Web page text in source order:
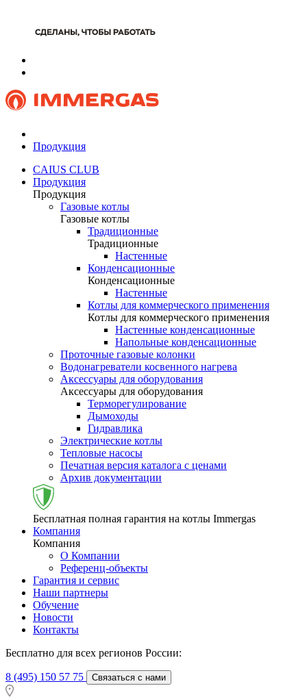
Продукция
CAIUS CLUB
Продукция
Продукция
Газовые котлы
Газовые котлы
Традиционные
Традиционные
Настенные
Конденсационные
Конденсационные
Настенные
Котлы для коммерческого применения
Котлы для коммерческого применения
Настенные конденсационные
Напольные конденсационные
Проточные газовые колонки
Водонагреватели косвенного нагрева
Аксессуары для оборудования
Аксессуары для оборудования
Терморегулирование
Дымоходы
Гидравлика
Электрические котлы
Тепловые насосы
Печатная версия каталога с ценами
Архив документации
Бесплатная полная гарантия на котлы Immergas
Компания
Компания
О Компании
Референц-объекты
Гарантия и сервис
Наши партнеры
Обучение
Новости
Контакты
Бесплатно для всех регионов России:
8 (495) 150 57 75 Связаться с нами